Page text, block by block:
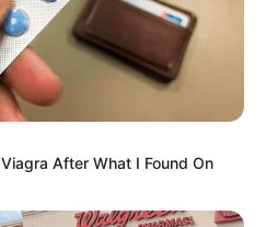
After What I Found On